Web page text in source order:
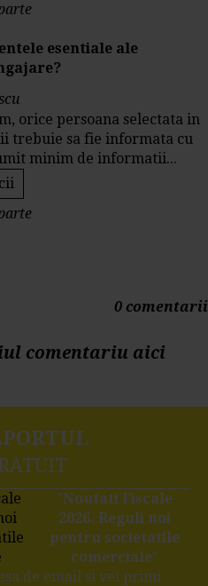
esentiale ale
orice persoana selectata in
trebuie sa fie informata cu
minim de informatii...
0 comentarii
comentariu aici
"Noutati Fiscale
2026. Reguli noi
pentru societatile
comerciale"
de email si vei primi